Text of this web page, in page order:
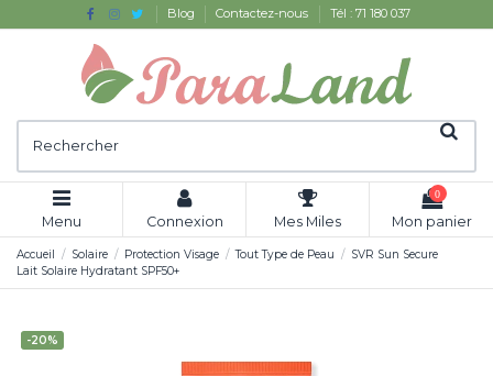
Blog Contactez-nous Tél : 71 180 037
Menu Connexion Mes Miles
0
Mon panier
Accueil Solaire Protection Visage Tout Type de Peau
SVR Sun Secure
Lait Solaire Hydratant SPF50+
-20%